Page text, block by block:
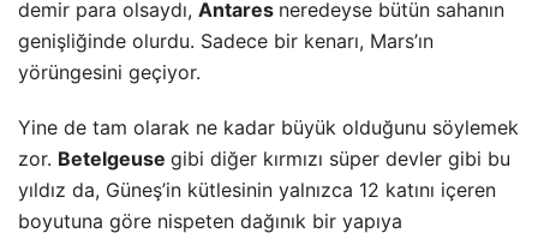
demir para olsaydı, Antares neredeyse bütün sahanın
genişliğinde olurdu. Sadece bir kenarı, Mars’ın
yörüngesini geçiyor.
Yine de tam olarak ne kadar büyük olduğunu söylemek
zor. Betelgeuse gibi diğer kırmızı süper devler gibi bu
yıldız da, Güneş’in kütlesinin yalnızca 12 katını içeren
boyutuna göre nispeten dağınık bir yapıya